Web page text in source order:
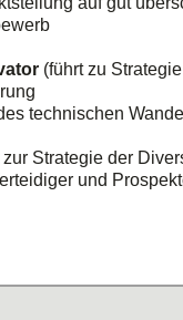
(führt zu
technischen
zur Strategie der
und